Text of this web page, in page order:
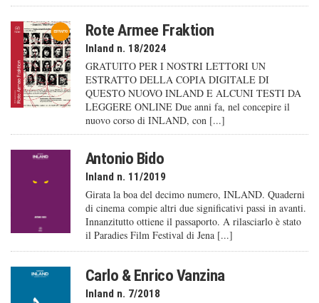
Rote Armee Fraktion
Inland n. 18/2024
GRATUITO PER I NOSTRI LETTORI UN
ESTRATTO DELLA COPIA DIGITALE DI
QUESTO NUOVO INLAND E ALCUNI TESTI DA
LEGGERE ONLINE Due anni fa, nel concepire il
nuovo corso di INLAND, con [...]
Antonio Bido
Inland n. 11/2019
Girata la boa del decimo numero, INLAND. Quaderni
di cinema compie altri due significativi passi in avanti.
Innanzitutto ottiene il passaporto. A rilasciarlo è stato
il Paradies Film Festival di Jena [...]
Carlo & Enrico Vanzina
Inland n. 7/2018